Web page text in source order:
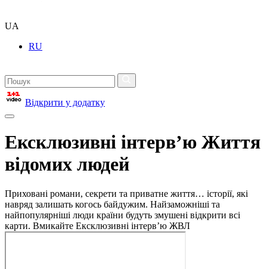
UA
RU
Відкрити у додатку
Ексклюзивні інтерв’ю Життя
відомих людей
Приховані романи, секрети та приватне життя… історії, які
навряд залишать когось байдужим. Найзаможніші та
найпопулярніші люди країни будуть змушені відкрити всі
карти. Вмикайте Ексклюзивні інтерв’ю ЖВЛ